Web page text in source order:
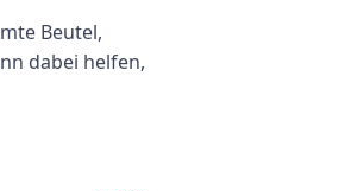
Beutel,
dabei helfen,